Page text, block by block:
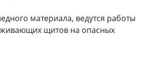
материала, ведутся работы
щитов на опасных